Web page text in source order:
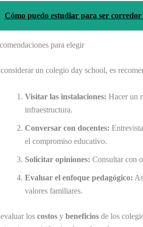
Cómo puedo estudiar para ser
para elegir
un colegio day school, es
Visitar las instalaciones: Hacer un
infraestructura.
Conversar con docentes:
el compromiso educativo.
Solicitar opiniones: Consultar con
Evaluar el enfoque pedagógico:
valores familiares.
los costos y beneficios de los